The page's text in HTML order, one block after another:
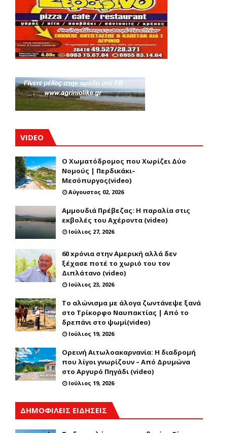
VIDEO
Ο Χωματόδρομος που Χωρίζει Δύο
Νομούς | Περδικάκι–
Μεσόπυργος(video)
Αύγουστος 02, 2026
Αμμουδιά Πρέβεζας: Η παραλία στις
εκβολές του Αχέροντα (video)
Ιούλιος 27, 2026
60 xρόνια στην Αμερική αλλά δεν
ξέχασε ποτέ το χωριό του τον
Διπλάτανο (video)
Ιούλιος 23, 2026
Το αλώνισμα με άλογα ζωντάνεψε ξανά
στο Τρίκορφο Ναυπακτίας | Από το
δρεπάνι στο ψωμί(video)
Ιούλιος 19, 2026
Ορεινή Αιτωλοακαρνανία: Η διαδρομή
που λίγοι γνωρίζουν – Από Δρυμώνα
στο Αργυρό Πηγάδι (video)
Ιούλιος 19, 2026
ΔΗΜΟΦΙΛΕΙΣ ΕΙΔΗΣΕΙΣ